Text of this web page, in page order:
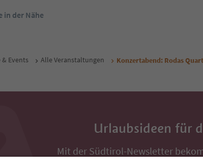
in der Nähe
& Events Alle Veranstaltungen Konzertabend: Rodas
Urlaubsideen für
Mit der Südtirol-Newsletter